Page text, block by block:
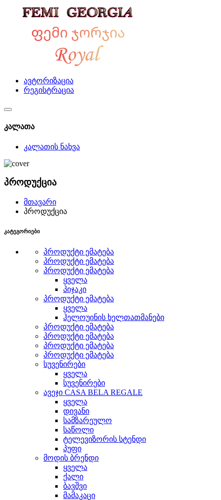
ავტორიზაცია
რეგისტრაცია
კალათა
კალათის ნახვა
პროდუქცია
მთავარი
პროდუქცია
კატეგორიები
პროდუქტი ემატება
პროდუქტი ემატება
პროდუქტი ემატება
ყველა
პიჯაკი
პროდუქტი ემატება
ყველა
ჰელოუინის ხელთათმანები
პროდუქტი ემატება
პროდუქტი ემატება
პროდუქტი ემატება
პროდუქტი ემატება
სუვენირები
ყველა
სუვენირები
ავეჯი CASA BELA REGALE
ყველა
დივანი
სამზარეულო
საწოლი
ტელევიზორის სტენდი
პუფი
მოდის ბრენდი
ყველა
ქალი
ბავშვი
მამაკაცი